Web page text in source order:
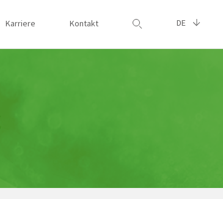
Karriere
Kontakt
DE